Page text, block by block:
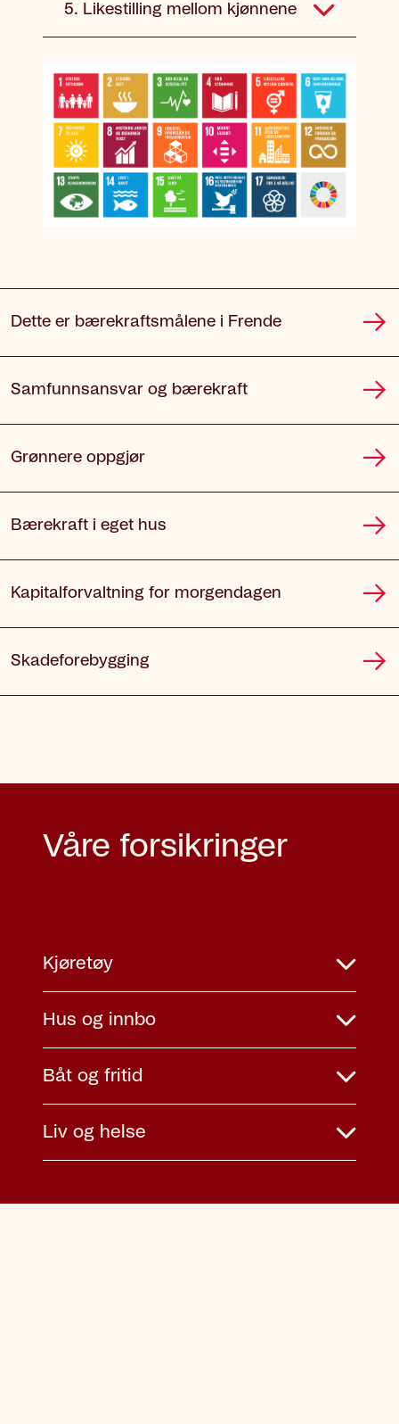
5. Likestilling mellom kjønnene
Dette er bærekraftsmålene i Frende
Samfunnsansvar og bærekraft
Grønnere oppgjør
Bærekraft i eget hus
Kapitalforvaltning for morgendagen
Skadeforebygging
Våre forsikringer
Kjøretøy
Hus og innbo
Båt og fritid
Liv og helse